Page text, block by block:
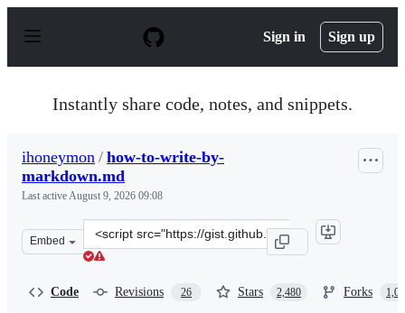
p
Sign in Sign up
Instantly share code, notes, and snippets.
ihoneymon / how-to-write-by-
markdown.md
Last activeAugust 9, 2026 09:08
Embed
Clone
this
Code Revisions 26 Stars 2,480 Forks